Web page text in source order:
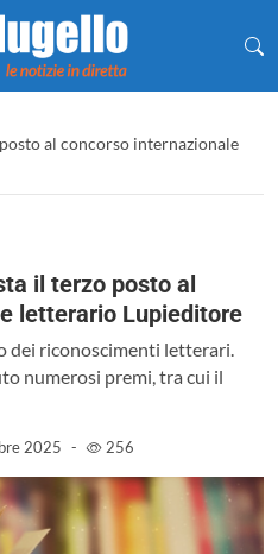
al concorso internazionale
il terzo posto al
letterario Lupieditore
dei riconoscimenti letterari.
numerosi premi, tra cui il
2025 - 256